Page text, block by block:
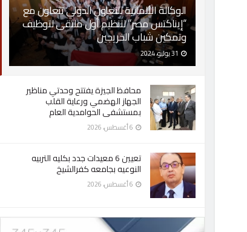
الوكالة الألمانية للتعاون الدولي تتعاون مع
“إيناكتس مصر” لتنظيم أول ملتقى لتوظيف
وتمكين شباب الخريجين
محافظ الجيزة يفتتح وحدتي مناظير
الجهاز الهضمي ورعاية القلب
بمستشفى الحوامدية العام
تعيين 6 معيدات جدد بكليه التربيه
النوعيه بجامعه كفرالشيخ